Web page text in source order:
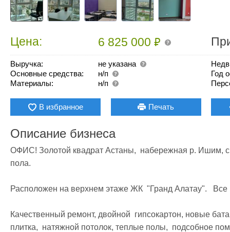
Цена: 6 825 000₽
Выручка:
не указана
Основные средства:
н/п
Материалы:
н/п
Год
В избранное Печать
Описание бизнеса
ОФИС! Золотой квадрат Астаны,  набережная р. Ишим,
пола.
Расположен на верхнем этаже ЖК  "Гранд Алатау".
Качественный ремонт, двойной  гипсокартон, новые
плитка,  натяжной потолок, теплые полы,  подсобное